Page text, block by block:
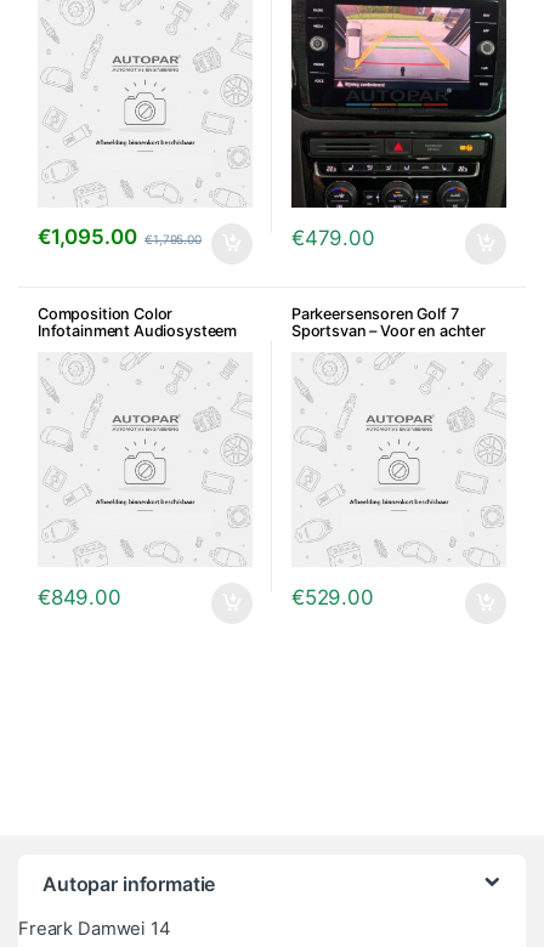
€1,095.00 €1,795.00 €479.00
Composition Color
Infotainment Audiosysteem
€849.00
Parkeersensoren Golf 7
Sportsvan – Voor en achter
€529.00
Autopar informatie
Freark Damwei 14